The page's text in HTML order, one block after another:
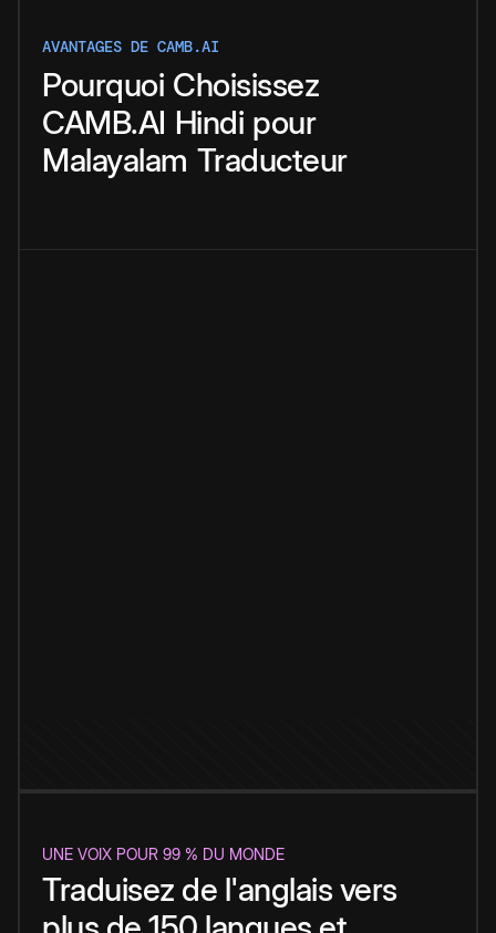
AVANTAGES DE CAMB.AI
Pourquoi Choisissez
CAMB.AI Hindi pour
Malayalam Traducteur
UNE VOIX POUR 99 % DU MONDE
Traduisez de l'anglais vers